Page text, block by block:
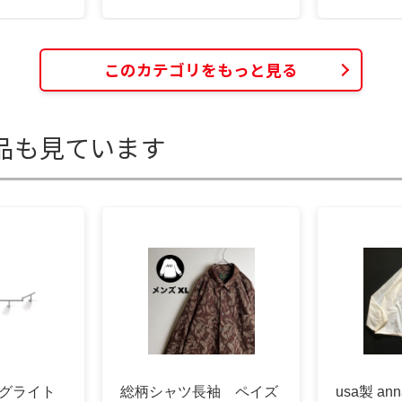
このカテゴリをもっと見る
も見ています
ライト 総柄シャツ長袖 ペイズ usa製